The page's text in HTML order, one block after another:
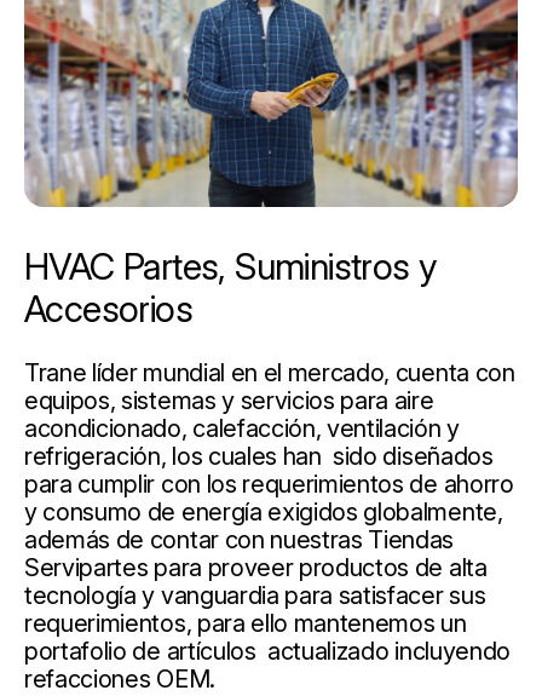
HVAC Partes, Suministros y
Accesorios
Trane líder mundial en el mercado, cuenta con
equipos, sistemas y servicios para aire
acondicionado, calefacción, ventilación y
refrigeración, los cuales han sido diseñados
para cumplir con los requerimientos de ahorro
y consumo de energía exigidos globalmente,
además de contar con nuestras Tiendas
Servipartes para proveer productos de alta
tecnología y vanguardia para satisfacer sus
requerimientos, para ello mantenemos un
portafolio de artículos actualizado incluyendo
refacciones OEM.